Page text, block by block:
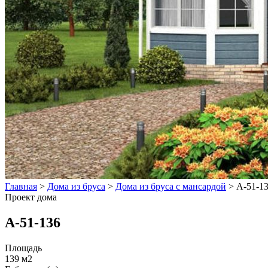
Главная > Дома из бруса > Дома из бруса с мансардой > А-51-
Проект дома
А-51-136
Площадь
139 м2